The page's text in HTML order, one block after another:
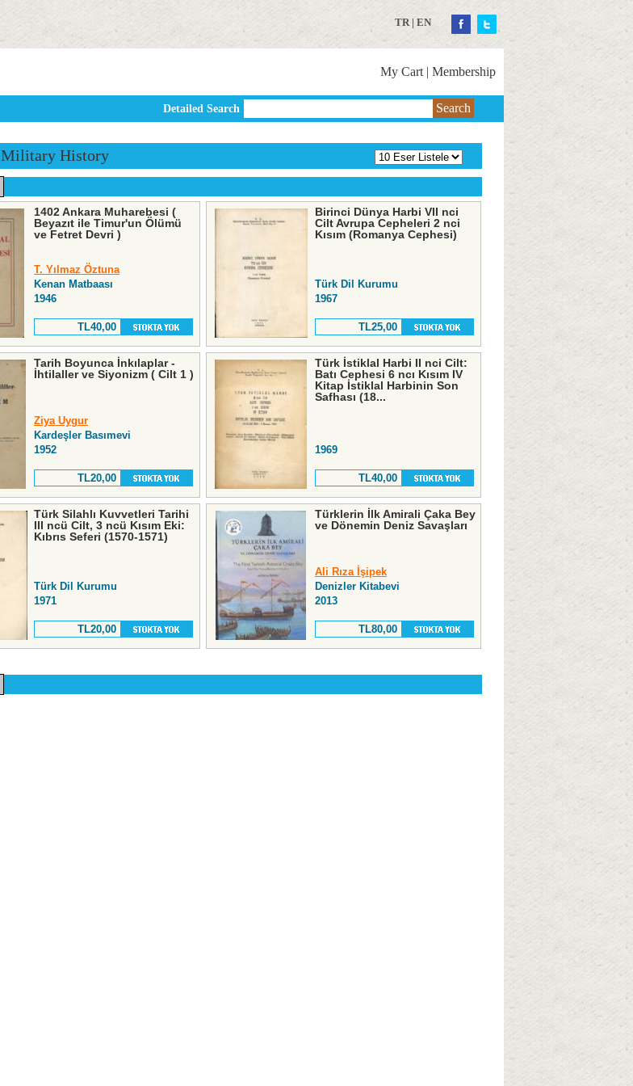
TR| EN
My Cart | Membership
Detailed Search Search
Military History
1402 Ankara Muharebesi (
Beyazıt ile Timur'un Ölümü
ve Fetret Devri )
T. Yılmaz Öztuna
Kenan Matbaası
1946
TL40,00
Birinci Dünya Harbi VII nci
Cilt Avrupa Cepheleri 2 nci
Kısım (Romanya Cephesi)
Türk Dil Kurumu
1967
TL25,00
Tarih Boyunca İnkılaplar -
İhtilaller ve Siyonizm ( Cilt 1 )
Ziya Uygur
Kardeşler Basımevi
1952
TL20,00
Türk İstiklal Harbi II nci Cilt:
Batı Cephesi 6 ncı Kısım IV
Kitap İstiklal Harbinin Son
Safhası (18...
1969
TL40,00
Türk Silahlı Kuvvetleri Tarihi
III ncü Cilt, 3 ncü Kısım Eki:
Kıbrıs Seferi (1570-1571)
Türk Dil Kurumu
1971
TL20,00
Türklerin İlk Amirali Çaka Bey
ve Dönemin Deniz Savaşları
Ali Rıza İşipek
Denizler Kitabevi
2013
TL80,00